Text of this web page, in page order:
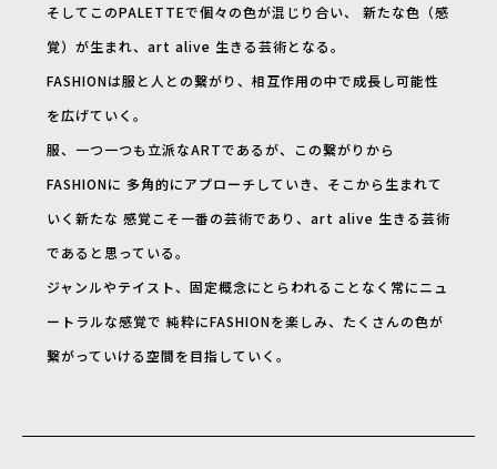
そしてこのPALETTEで個々の色が混じり合い、 新たな色（感
覚）が生まれ、art alive 生きる芸術となる。
FASHIONは服と人との繋がり、相互作用の中で成長し可能性
を広げていく。
服、一つ一つも立派なARTであるが、この繋がりから
FASHIONに 多角的にアプローチしていき、そこから生まれて
いく新たな 感覚こそ一番の芸術であり、art alive 生きる芸術
であると思っている。
ジャンルやテイスト、固定概念にとらわれることなく常にニュ
ートラルな感覚で 純粋にFASHIONを楽しみ、たくさんの色が
繋がっていける空間を目指していく。